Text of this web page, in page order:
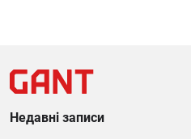
Недавні записи